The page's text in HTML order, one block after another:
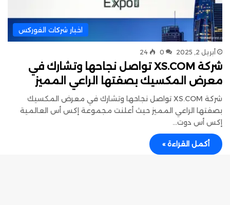
اخبار شركات الفوركس
أبريل 2, 2025 0
24
شركة XS.COM تواصل نجاحها وتشارك في
معرض المكسيك بصفتها الراعي المميز
شركة XS.COM تواصل نجاحها وتشارك في معرض المكسيك
بصفتها الراعي المميز حيث أعلنت مجموعة إكس أس العالمية
إكس أس دوت…
أكمل القراءة »